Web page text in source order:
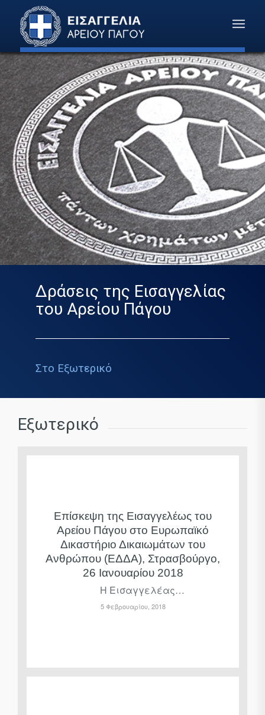
Δράσεις της Εισαγγελίας
του Αρείου Πάγου
Στο Εξωτερικό
Εξωτερικό
Επίσκεψη της Εισαγγελέως του
Αρείου Πάγου στο Ευρωπαϊκό
Δικαστήριο Δικαιωμάτων του
Ανθρώπου (ΕΔΔΑ), Στρασβούργο,
26 Ιανουαρίου 2018
Η Εισαγγελέας…
5 Φεβρουαρίου, 2018